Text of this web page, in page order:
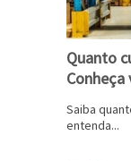
Quanto
Saiba
entenda...